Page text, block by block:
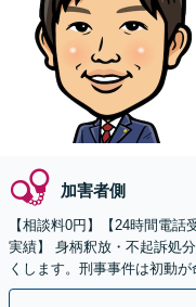
加害者側
【相談料0円】【24時間電
実績】 身柄釈放・不起訴処
くします。刑事事件は初動
ったら一刻も早くお電話くだ